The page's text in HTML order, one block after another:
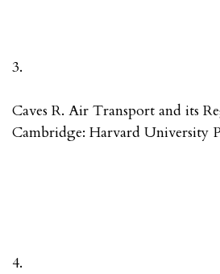
3.
Caves R. Air Transport and its
Cambridge: Harvard University
4.